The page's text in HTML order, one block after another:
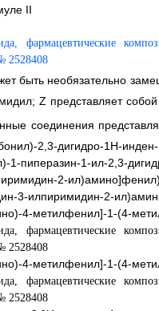
II
быть необязательно
Z представляет
соединения
2,3-дигидро-1H-
1-пиперазин-1-ил-
2-
3-илпиримидин-2-
4-метилфенил]-1-(4-
4-метилфенил]-1-(4-